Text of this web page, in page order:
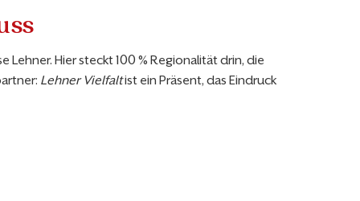
Hier steckt 100 % Regionalität drin, die
Lehner Vielfaltist ein Präsent, das Eindruck